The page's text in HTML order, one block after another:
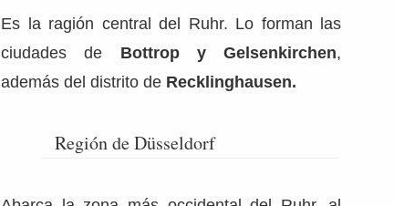
Es la ragión central del Ruhr. Lo forman las
ciudades de Bottrop y Gelsenkirchen,
además del distrito de Recklinghausen.
Región de Düsseldorf